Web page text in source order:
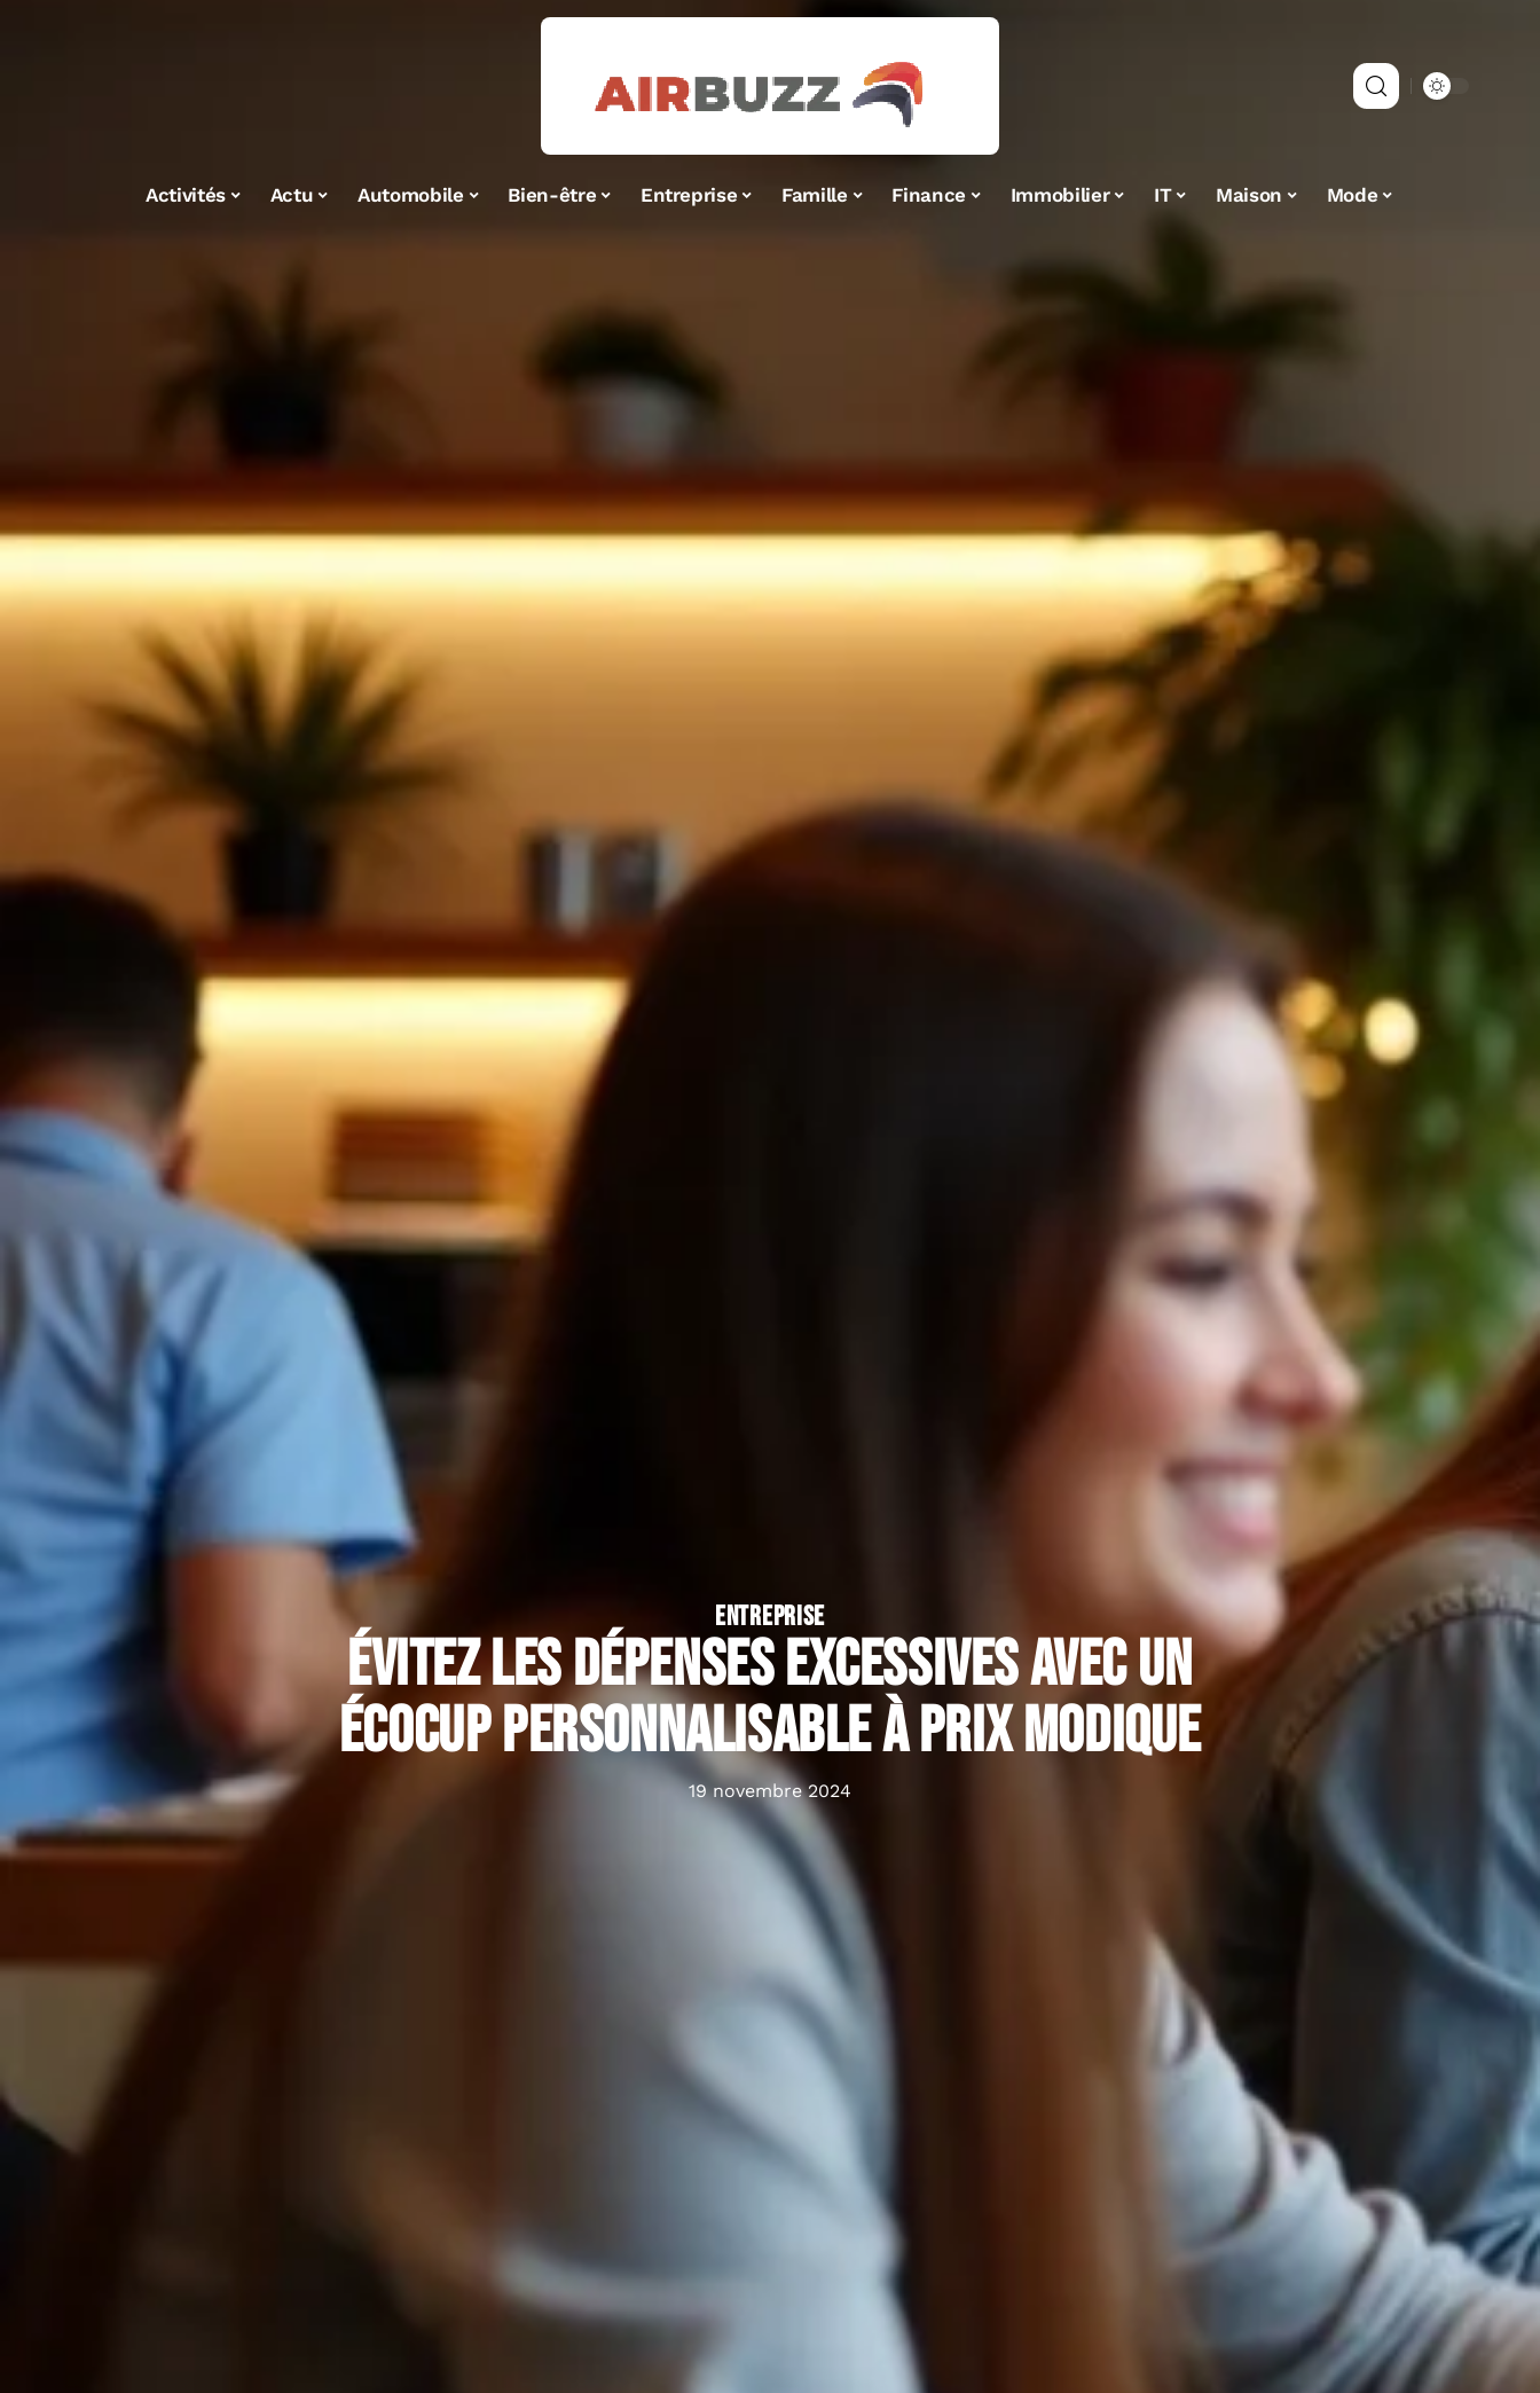
Activités Actu Automobile Bien-être Entreprise Famille Finance Immobilier IT Maison Mode
ENTREPRISE
Évitez les dépenses excessives avec un
écocup personnalisable à prix modique
19 novembre 2024